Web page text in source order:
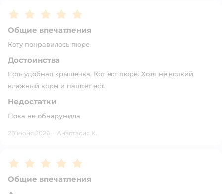
Рейтинг:5
Общие впечатления
Коту понравилось пюре
Достоинства
Есть удобная крышечка. Кот ест пюре. Хотя не всякий
влажный корм и паштет ест.
Недостатки
Пока не обнаружила
28 июня 2026 · Анастасия К.
Рейтинг:5
Общие впечатления